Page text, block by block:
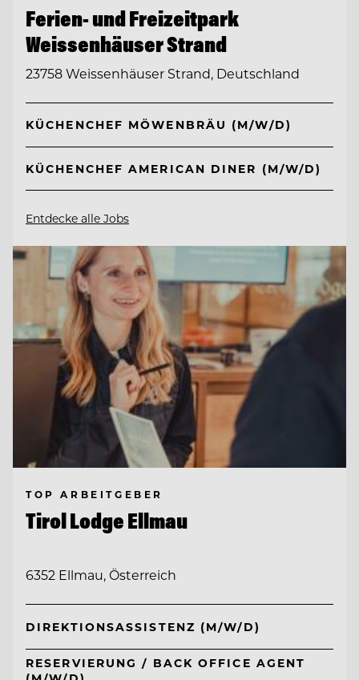
Ferien- und Freizeitpark
Weissenhäuser Strand
23758 Weissenhäuser Strand, Deutschland
KÜCHENCHEF MÖWENBRÄU (M/W/D)
KÜCHENCHEF AMERICAN DINER (M/W/D)
Entdecke alle Jobs
TOP ARBEITGEBER
Tirol Lodge Ellmau
6352 Ellmau, Österreich
DIREKTIONSASSISTENZ (M/W/D)
RESERVIERUNG / BACK OFFICE AGENT